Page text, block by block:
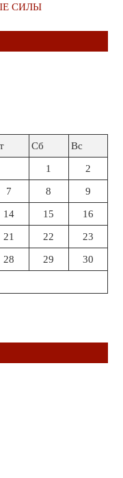
СИЛЫ
Сб Вс
1 2
7 8 9
14 15 16
21 22 23
28 29 30